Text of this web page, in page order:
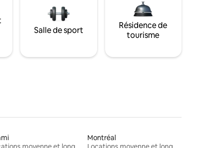
Salle de sport
Résidence de
tourisme
Montréal